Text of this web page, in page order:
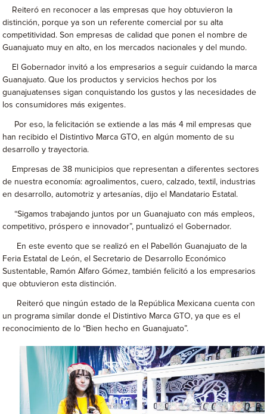
Reiteró en reconocer a las empresas que hoy obtuvieron la
distinción, porque ya son un referente comercial por su alta
competitividad. Son empresas de calidad que ponen el nombre de
Guanajuato muy en alto, en los mercados nacionales y del mundo.
El Gobernador invitó a los empresarios a seguir cuidando la marca
Guanajuato. Que los productos y servicios hechos por los
guanajuatenses sigan conquistando los gustos y las necesidades de
los consumidores más exigentes.
Por eso, la felicitación se extiende a las más 4 mil empresas que
han recibido el Distintivo Marca GTO, en algún momento de su
desarrollo y trayectoria.
Empresas de 38 municipios que representan a diferentes sectores
de nuestra economía: agroalimentos, cuero, calzado, textil, industrias
en desarrollo, automotriz y artesanías, dijo el Mandatario Estatal.
“Sigamos trabajando juntos por un Guanajuato con más empleos,
competitivo, próspero e innovador”, puntualizó el Gobernador.
En este evento que se realizó en el Pabellón Guanajuato de la
Feria Estatal de León, el Secretario de Desarrollo Económico
Sustentable, Ramón Alfaro Gómez, también felicitó a los empresarios
que obtuvieron esta distinción.
Reiteró que ningún estado de la República Mexicana cuenta con
un programa similar donde el Distintivo Marca GTO, ya que es el
reconocimiento de lo “Bien hecho en Guanajuato”.